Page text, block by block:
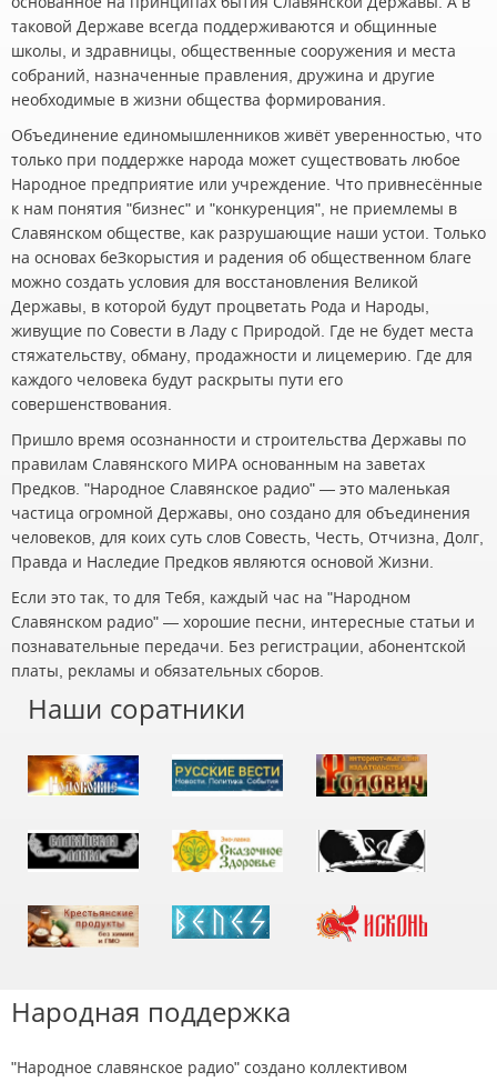
таковой Державе всегда поддерживаются и общинные
школы, и здравницы, общественные сооружения и места
собраний, назначенные правления, дружина и другие
необходимые в жизни общества формирования.
Объединение единомышленников живёт уверенностью, что
только при поддержке народа может существовать любое
Народное предприятие или учреждение. Что привнесённые
к нам понятия "бизнес" и "конкуренция", не приемлемы в
Славянском обществе, как разрушающие наши устои. Только
на основах беЗкорыстия и радения об общественном благе
можно создать условия для восстановления Великой
Державы, в которой будут процветать Рода и Народы,
живущие по Совести в Ладу с Природой. Где не будет места
стяжательству, обману, продажности и лицемерию. Где для
каждого человека будут раскрыты пути его
совершенствования.
Пришло время осознанности и строительства Державы по
правилам Славянского МИРА основанным на заветах
Предков. "Народное Славянское радио" — это маленькая
частица огромной Державы, оно создано для объединения
человеков, для коих суть слов Совесть, Честь, Отчизна, Долг,
Правда и Наследие Предков являются основой Жизни.
Если это так, то для Тебя, каждый час на "Народном
Славянском радио" — хорошие песни, интересные статьи и
познавательные передачи. Без регистрации, абонентской
платы, рекламы и обязательных сборов.
Наши соратники
Народная поддержка
"Народное славянское радио" создано коллективом